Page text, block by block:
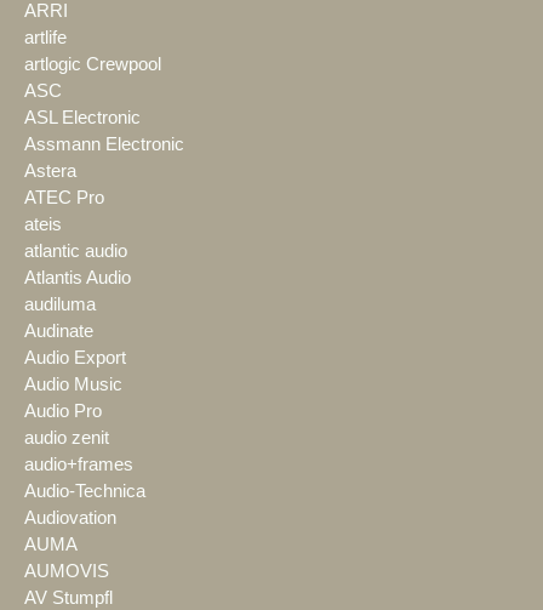
ARRI
artlife
artlogic Crewpool
ASC
ASL Electronic
Assmann Electronic
Astera
ATEC Pro
ateis
atlantic audio
Atlantis Audio
audiluma
Audinate
Audio Export
Audio Music
Audio Pro
audio zenit
audio+frames
Audio-Technica
Audiovation
AUMA
AUMOVIS
AV Stumpfl